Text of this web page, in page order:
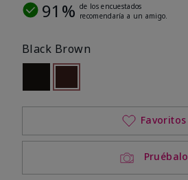
91% de los encuestados
recomendaría a un amigo.
Black Brown
Out of stockseleccionado
Out of stock
Pruébalo
Favoritos